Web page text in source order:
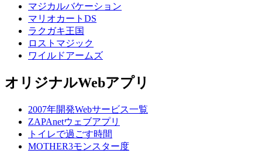
マジカルバケーション
マリオカートDS
ラクガキ王国
ロストマジック
ワイルドアームズ
オリジナルWebアプリ
2007年開発Webサービス一覧
ZAPAnetウェブアプリ
トイレで過ごす時間
MOTHER3モンスター度